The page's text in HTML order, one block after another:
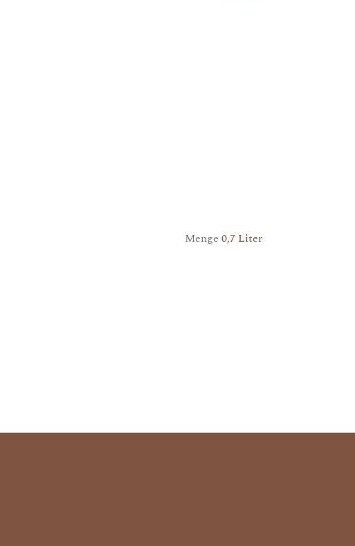
Menge 0,7 Liter